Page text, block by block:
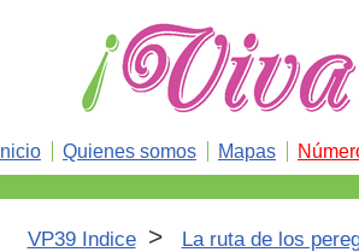
Inicio Quienes somos Mapas
VP39 Indice > La ruta de los